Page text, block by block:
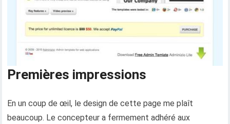
Premières impressions
En un coup de œil, le design de cette page me plaît
beaucoup. Le concepteur a fermement adhéré aux